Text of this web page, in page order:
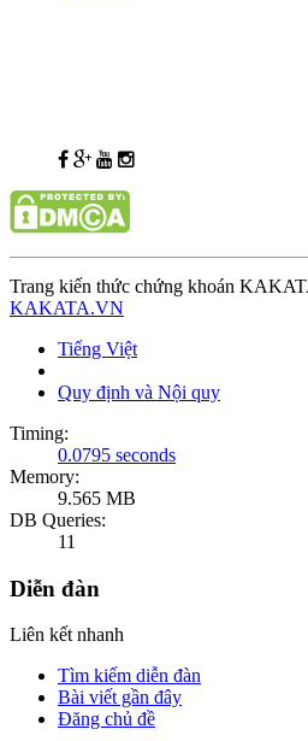
Trang kiến thức chứng khoán
KAKATA.VN
Tiếng Việt
Quy định và Nội quy
Timing:
0.0795 seconds
Memory:
9.565 MB
DB Queries:
11
Diễn đàn
Liên kết nhanh
Tìm kiếm diễn đàn
Bài viết gần đây
Đăng chủ đề